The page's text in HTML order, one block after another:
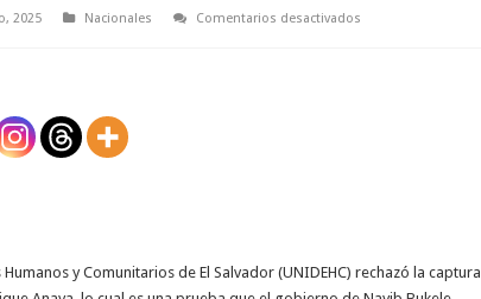
2025 Nacionales Comentarios desactivadosen
y Comunitarios de El Salvador (UNIDEHC) rechazó la captura